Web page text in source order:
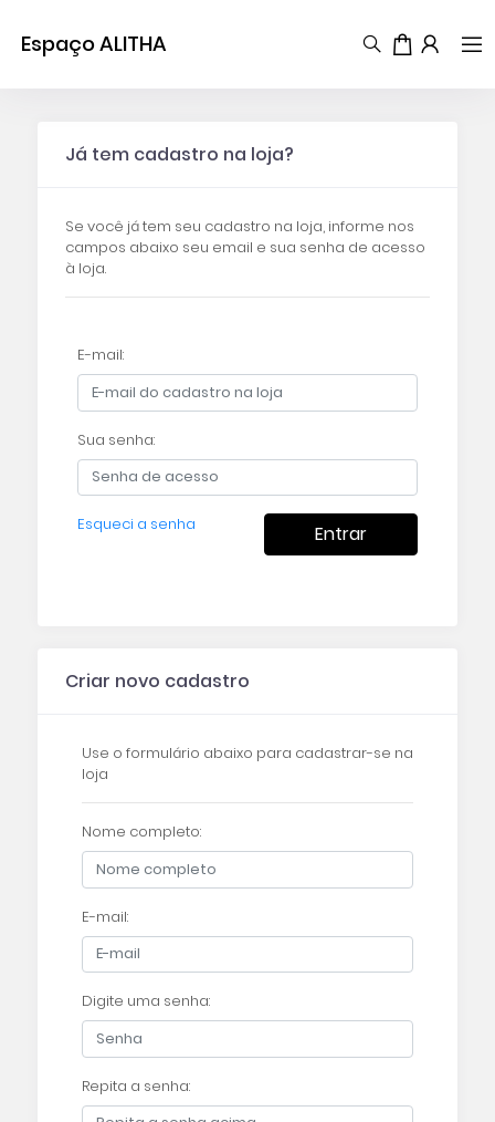
Espaço ALITHA
Já tem cadastro na loja?
Se você já tem seu cadastro na loja, informe nos
campos abaixo seu email e sua senha de acesso
à loja.
E-mail:
Sua senha:
Esqueci a senha Entrar
Criar novo cadastro
Use o formulário abaixo para cadastrar-se na
loja
Nome completo:
E-mail:
Digite uma senha:
Repita a senha: